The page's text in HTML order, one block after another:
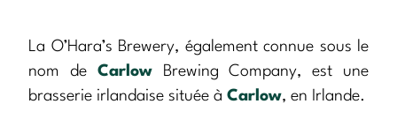
La O’Hara’s Brewery, également connue sous le
nom de CarlowBrewing Company, est une
brasserie irlandaise située à Carlow, en Irlande.